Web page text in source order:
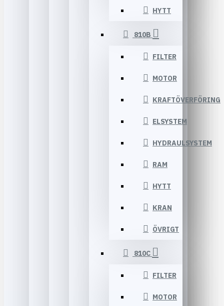
HYTT
810B
FILTER
MOTOR
KRAFTÖVERFÖRING
ELSYSTEM
HYDRAULSYSTEM
RAM
HYTT
KRAN
ÖVRIGT
810C
FILTER
MOTOR